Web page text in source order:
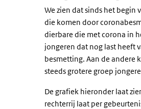
We zien dat sinds het begin
die komen door
dierbare die met corona in
jongeren dat nog last heeft
besmetting. Aan de andere
steeds grotere groep
De grafiek hieronder laat
rechterrij laat per